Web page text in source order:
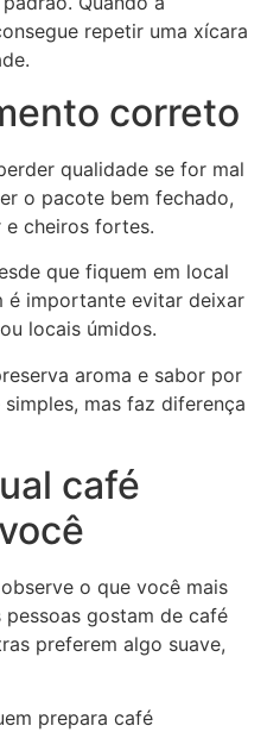
repetir uma xícara
correto
qualidade se for mal
o pacote bem fechado,
e cheiros fortes.
que fiquem em local
é importante evitar deixar
locais úmidos.
aroma e sabor por
mas faz diferença
café
o que você mais
gostam de café
preferem algo suave,
prepara café